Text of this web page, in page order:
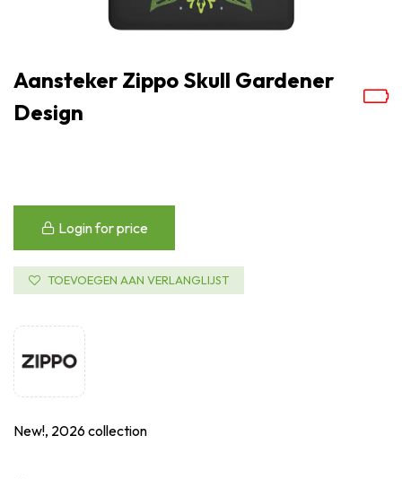
Aansteker Zippo Skull Gardener
Design
Login for price
TOEVOEGEN AAN VERLANGLIJST
New!, 2026 collection